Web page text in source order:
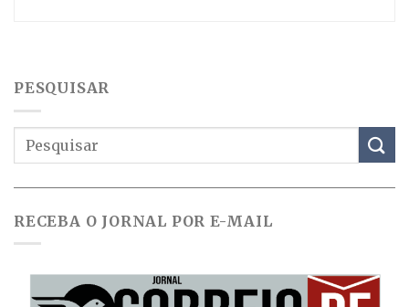
PESQUISAR
RECEBA O JORNAL POR E-MAIL